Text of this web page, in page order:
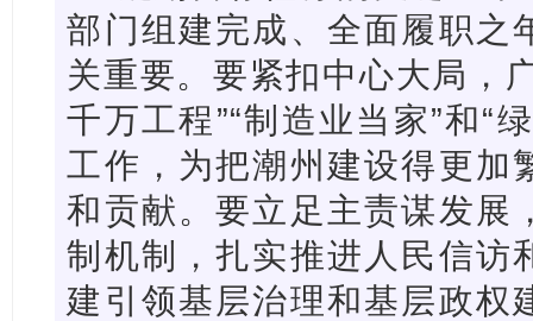
部门组建完成、全面履职之
关重要。要紧扣中心大局，
千万工程”“制造业当家”和“
工作，为把潮州建设得更加
和贡献。要立足主责谋发展
制机制，扎实推进人民信访
建引领基层治理和基层政权